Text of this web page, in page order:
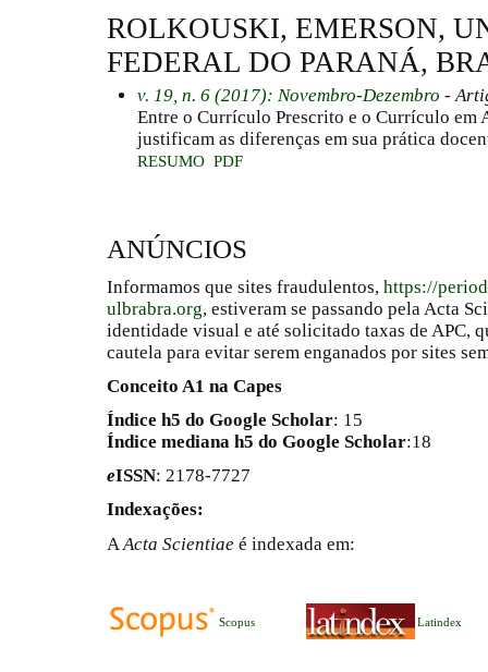
ROLKOUSKI, EMERSON,
FEDERAL DO PARANÁ,
v. 19, n. 6 (2017): Novembro-Dezembro -
Entre o Currículo Prescrito e o Currículo em
justificam as diferenças em sua prática
RESUMO PDF
ANÚNCIOS
Informamos que sites fraudulentos, https://
ulbrabra.org, estiveram se passando pela Acta
identidade visual e até solicitado taxas de APC,
cautela para evitar serem enganados por sites
Conceito A1 na Capes
Índice h5 do Google Scholar: 15
Índice mediana h5 do Google Scholar:18
eISSN: 2178-7727
Indexações:
A Acta Scientiae é indexada em:
Scopus Latindex